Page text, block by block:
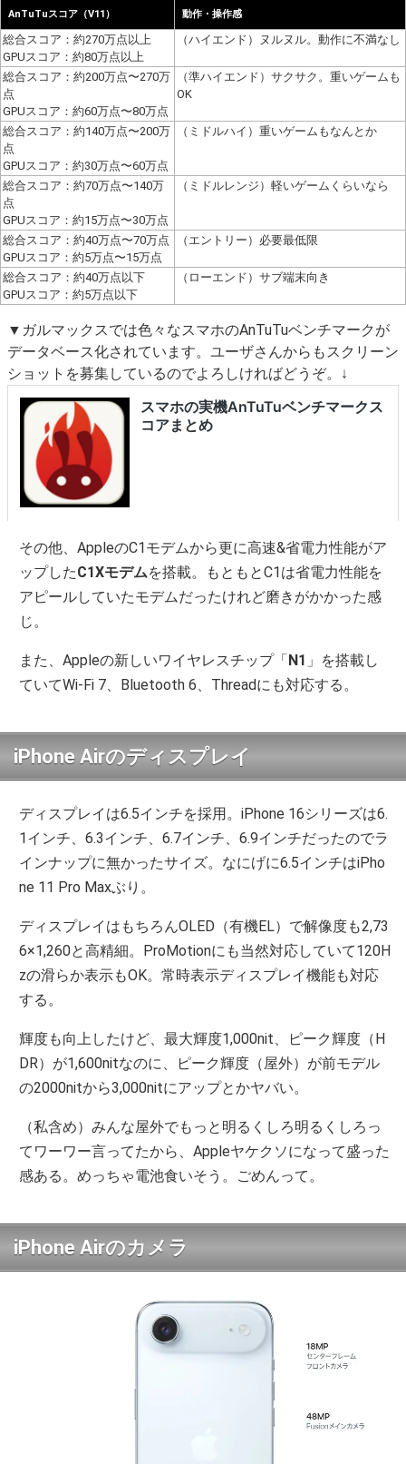
AnTuTuスコア（V11） 動作・操作感
総合スコア：約270万点以上
GPUスコア：約80万点以上
（ハイエンド）ヌルヌル。動作に不満なし
総合スコア：約200万点〜270万
点
GPUスコア：約60万点〜80万点
（準ハイエンド）サクサク。重いゲームも
OK
総合スコア：約140万点〜200万
点
GPUスコア：約30万点〜60万点
（ミドルハイ）重いゲームもなんとか
総合スコア：約70万点〜140万
点
GPUスコア：約15万点〜30万点
（ミドルレンジ）軽いゲームくらいなら
総合スコア：約40万点〜70万点
GPUスコア：約5万点〜15万点
（エントリー）必要最低限
総合スコア：約40万点以下
GPUスコア：約5万点以下
（ローエンド）サブ端末向き
▼ガルマックスでは色々なスマホのAnTuTuベンチマークが
データベース化されています。ユーザさんからもスクリーン
ショットを募集しているのでよろしければどうぞ。↓
その他、AppleのC1モデムから更に高速&省電力性能がア
ップしたC1Xモデムを搭載。もともとC1は省電力性能を
アピールしていたモデムだったけれど磨きがかかった感
じ。
また、Appleの新しいワイヤレスチップ「 N1 」を搭載し
ていてWi-Fi 7、Bluetooth 6、Threadにも対応する。
iPhone Airのディスプレイ
ディスプレイは6.5インチを採用。iPhone 16シリーズは6.
1インチ、6.3インチ、6.7インチ、6.9インチだったのでラ
インナップに無かったサイズ。なにげに6.5インチはiPho
ne 11 Pro Maxぶり。
ディスプレイはもちろんOLED（有機EL）で解像度も2,73
6×1,260と高精細。ProMotionにも当然対応していて120H
zの滑らか表示もOK。常時表示ディスプレイ機能も対応
する。
輝度も向上したけど、最大輝度1,000nit、ピーク輝度（H
DR）が1,600nitなのに、ピーク輝度（屋外）が前モデル
の2000nitから3,000nitにアップとかヤバい。
（私含め）みんな屋外でもっと明るくしろ明るくしろっ
てワーワー言ってたから、Appleヤケクソになって盛った
感ある。めっちゃ電池食いそう。ごめんって。
iPhone Airのカメラ